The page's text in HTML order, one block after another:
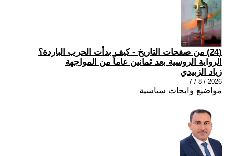
(24) من صفحات التاريخ - كيف بدأت الحرب الباردة؟
الرواية الروسية بعد ثمانين عاماً من المواجهة
زياد الزبيدي
2026 / 8 / 7
مواضيع وابحاث سياسية